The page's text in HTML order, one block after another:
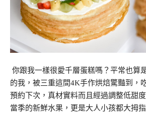
你跟我一樣很愛千層蛋糕嗎？平常也算
的我，被三重這間4K手作烘焙驚豔到，
預約下次，真材實料而且經過調整低甜
當季的新鮮水果，更是大人小孩都大拇